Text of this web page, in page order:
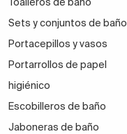
Sets y conjuntos de baño
Portacepillos y vasos
Portarrollos de papel
higiénico
Escobilleros de baño
Jaboneras de baño